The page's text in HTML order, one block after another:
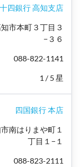
四銀行 高知支店
市本町３丁目３
−３６
088-822-1141
1 / 5 星
四国銀行 本店
南はりまや町１
丁目１−１
088-823-2111